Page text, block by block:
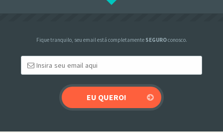
Fique tranquilo, seu email está completamente SEGUROconosco.